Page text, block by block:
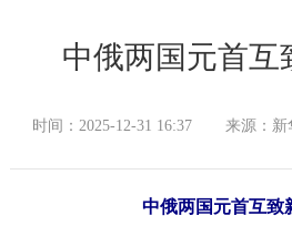
中俄两国元首互
时间：2025-12-31 16:37 来源：新
中俄两国元首互致